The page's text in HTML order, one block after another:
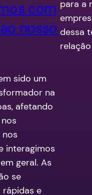
com
nosso
sido um
na
afetando
interagimos
geral. As
se
e
para a
dessa